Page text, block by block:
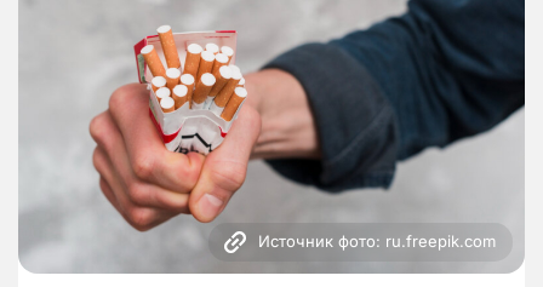
Источник фото: ru.freepik.com